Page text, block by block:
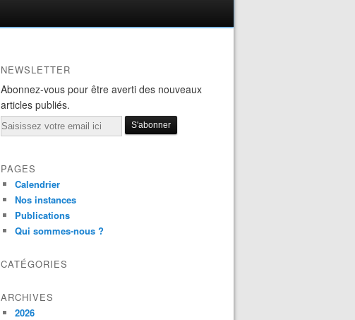
NEWSLETTER
Abonnez-vous pour être averti des nouveaux
articles publiés.
Email
PAGES
Calendrier
Nos instances
Publications
Qui sommes-nous ?
CATÉGORIES
ARCHIVES
2026